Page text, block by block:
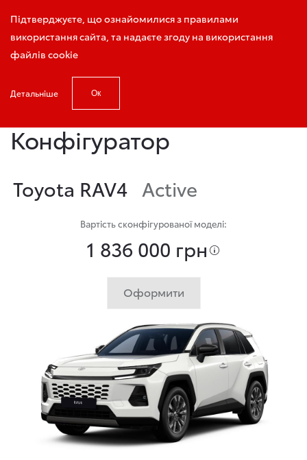
Підтверджуєте, що ознайомилися з правилами
використання сайта, та надаєте згоду на використання
файлів cookie
Детальніше Ок
Виклик консультанта
Головна Конфігуратор
Конфігуратор
Toyota RAV4 Active
Вартість сконфігурованої моделі:
1 836 000 грн
Оформити